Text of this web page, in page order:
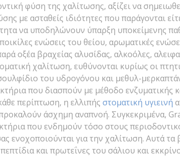
φύση της χαλίτωσης, αξίζει να
με ασταθείς ιδιότητες που παράγονται
να υποδηλώνουν ύπαρξη υποκείμενης
ενώσεις του θείου, αρωματικές
οξέα βραχείας αλυσίδας, αλκοόλες,
χαλίτωση, ευθύνονται κυρίως οι
του υδρογόνου και μεθυλ-
που διασπούν με μέθοδο ενζυματικής
περίπτωση, η ελλιπής στοματική υγιεινή
άσχημη αναπνοή. Συγκεκριμένα,
που ενδημούν τόσο στους
ενοχοποιούνται για την χαλίτωση. Αυτά
και πρωτεΐνες του σάλιου και